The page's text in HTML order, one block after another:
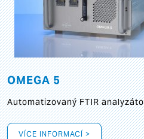
OMEGA 5
Automatizovaný FTIR
VÍCE INFORMACÍ >